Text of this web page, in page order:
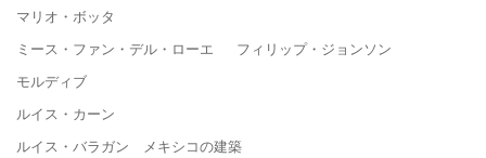
マリオ・ボッタ
ミース・ファン・デル・ローエ フィリップ・ジョンソン
モルディブ
ルイス・カーン
ルイス・バラガン メキシコの建築